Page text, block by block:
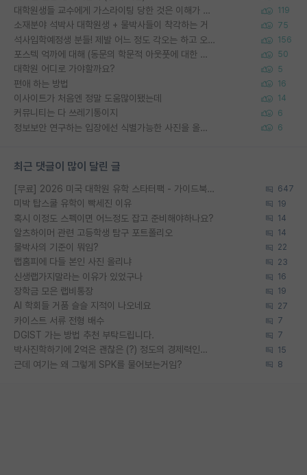
대학원생들 교수에게 가스라이팅 당한 것은 이해가 갑니다. 안타깝네요. 119
소재분야 석박사 대학원생 + 물박사들이 착각하는 거 75
석사입학예정생 분들! 제발 어느 정도 각오는 하고 오세요. 156
포스텍 억까에 대해 (동문의 학문적 아웃풋에 대한 반박) 50
대학원 어디로 가야할까요? 5
편애 하는 방법 16
이사이트가 처음엔 정말 도움많이됐는데 14
커뮤니티는 다 쓰레기통이지 6
정보보안 연구하는 입장에선 식별가능한 사진을 올리는건 비추이긴함 6
최근 댓글이 많이 달린 글
[무료] 2026 미국 대학원 유학 스타터팩 - 가이드북 & 합격자 컨택메일 템플릿 647
미박 탑스쿨 유학이 빡세진 이유 19
혹시 이정도 스펙이면 어느정도 잡고 준비해야하나요? 14
알츠하이머 관련 고등학생 탐구 포트폴리오 14
물박사의 기준이 뭐임? 22
랩홈피에 다들 본인 사진 올리냐 23
신생랩가지말라는 이유가 있었구나 16
장학금 모은 랩비통장 19
AI 학회들 거품 슬슬 지적이 나오네요 27
카이스트 서류 전형 배수 7
DGIST 가는 방법 추천 부탁드립니다. 7
박사진학하기에 2억은 괜찮은 (?) 정도의 경제력인가요 15
근데 여기는 왜 그렇게 SPK를 물어보는거임? 8